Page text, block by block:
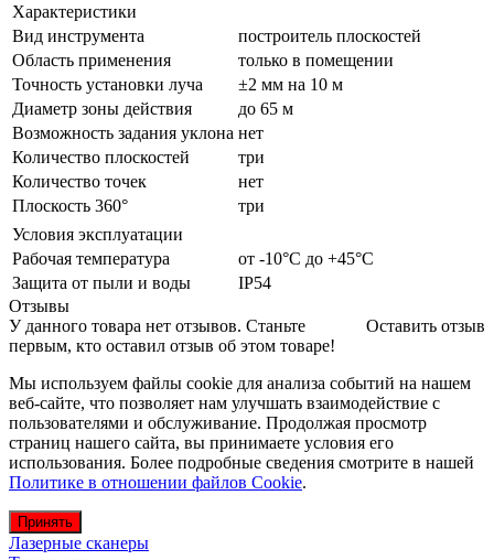
Характеристики
Вид инструмента
построитель плоскостей
Область применения
только в помещении
Точность установки луча
±2 мм на 10 м
Диаметр зоны действия
до 65 м
Возможность задания уклона нет
Количество плоскостей
три
Количество точек
нет
Плоскость 360°
три
Условия эксплуатации
Рабочая температура
от -10°C до +45°C
Защита от пыли и воды
IP54
Отзывы
Оставить отзыв
У данного товара нет отзывов. Станьте
первым, кто оставил отзыв об этом товаре!
Мы используем файлы cookie для анализа событий на нашем
веб-сайте, что позволяет нам улучшать взаимодействие с
пользователями и обслуживание. Продолжая просмотр
страниц нашего сайта, вы принимаете условия его
использования. Более подробные сведения смотрите в нашей
Политике в отношении файлов Cookie.
Принять
Лазерные сканеры